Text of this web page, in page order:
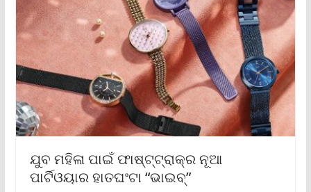
ଯୁବ ମହିଳା ପାଇଁ ଫାଷ୍ଟ୍‌ଟ୍ରାକ୍‌ର ନୂଆ
ପାର୍ଟିଓୟାର ହାତଘଂଟା “ଭାଇବ୍‌”